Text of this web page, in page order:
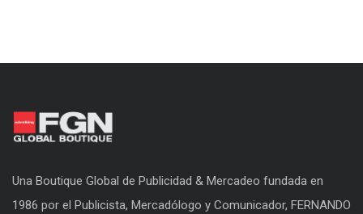
Una Boutique Global de Publicidad & Mercadeo fundada en
1986 por el Publicista, Mercadólogo y Comunicador, FERNANDO